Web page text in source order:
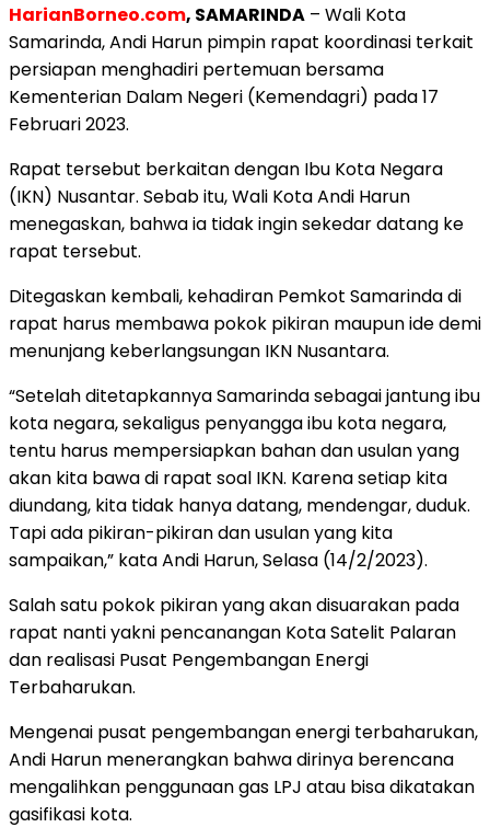
HarianBorneo.com, SAMARINDA – Wali Kota
Samarinda, Andi Harun pimpin rapat koordinasi terkait
persiapan menghadiri pertemuan bersama
Kementerian Dalam Negeri (Kemendagri) pada 17
Februari 2023.
Rapat tersebut berkaitan dengan Ibu Kota Negara
(IKN) Nusantar. Sebab itu, Wali Kota Andi Harun
menegaskan, bahwa ia tidak ingin sekedar datang ke
rapat tersebut.
Ditegaskan kembali, kehadiran Pemkot Samarinda di
rapat harus membawa pokok pikiran maupun ide demi
menunjang keberlangsungan IKN Nusantara.
“Setelah ditetapkannya Samarinda sebagai jantung ibu
kota negara, sekaligus penyangga ibu kota negara,
tentu harus mempersiapkan bahan dan usulan yang
akan kita bawa di rapat soal IKN. Karena setiap kita
diundang, kita tidak hanya datang, mendengar, duduk.
Tapi ada pikiran-pikiran dan usulan yang kita
sampaikan,” kata Andi Harun, Selasa (14/2/2023).
Salah satu pokok pikiran yang akan disuarakan pada
rapat nanti yakni pencanangan Kota Satelit Palaran
dan realisasi Pusat Pengembangan Energi
Terbaharukan.
Mengenai pusat pengembangan energi terbaharukan,
Andi Harun menerangkan bahwa dirinya berencana
mengalihkan penggunaan gas LPJ atau bisa dikatakan
gasifikasi kota.